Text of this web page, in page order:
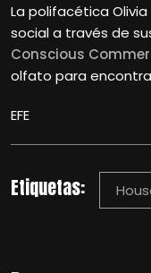
La polifacética
social a través de
Conscious
olfato para
EFE
Etiquetas: